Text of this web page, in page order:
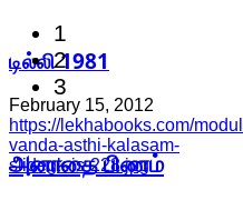
டில்லி 1981
February 15, 2012
https://lekhabooks.com/
vanda-asthi-kalasam-
slidegk-is-228.jpg
1
2
3
அனாதை பிணம்